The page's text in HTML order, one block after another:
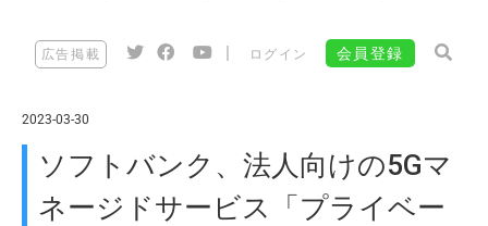
広告掲載 ログイン 会員登録
2023-03-30
ソフトバンク、法人向けの5Gマ
ネージドサービス「プライベー